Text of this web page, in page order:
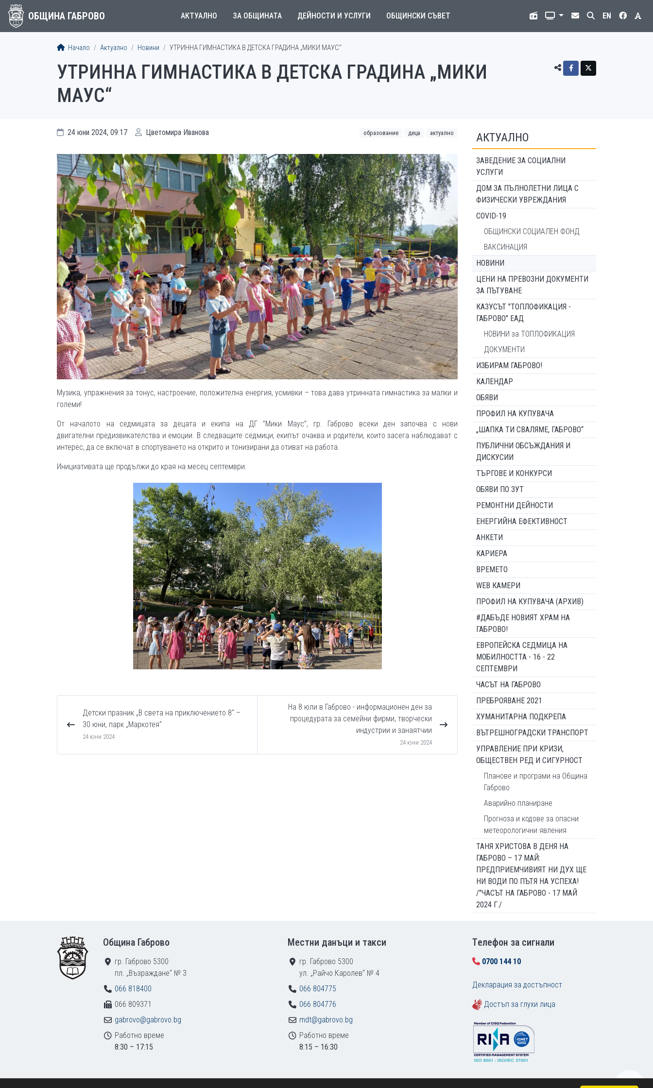
ОБЩИНА ГАБРОВО АКТУАЛНО ЗА ОБЩИНАТА ДЕЙНОСТИ И УСЛУГИ ОБЩИНСКИ СЪВЕТ EN
Начало Актуално Новини УТРИННА ГИМНАСТИКА В ДЕТСКА ГРАДИНА „МИКИ МАУС“
УТРИННА ГИМНАСТИКА В ДЕТСКА ГРАДИНА „МИКИ
МАУС“
24 юни 2024, 09:17 Цветомира Иванова образование деца актуално
Музика, упражнения за тонус, настроение, положителна енергия, усмивки – това дава утринната гимнастика за малки и
големи!
От началото на седмицата за децата и екипа на ДГ ”Мики Маус”, гр. Габрово всеки ден започва с нови
двигателни предизвикателства и емоции. В следващите седмици, екипът очаква и родители, които засега наблюдават с
интерес, да се включат в спортуването на открито и тонизирани да отиват на работа.
Инициативата ще продължи до края на месец септември.
Детски празник „В света на приключението 8“ –
30 юни, парк „Маркотея“
24 юни 2024
На 8 юли в Габрово - информационен ден за
процедурата за семейни фирми, творчески
индустрии и занаятчии
24 юни 2024
АКТУАЛНО
ЗАВЕДЕНИЕ ЗА СОЦИАЛНИ
УСЛУГИ
ДОМ ЗА ПЪЛНОЛЕТНИ ЛИЦА С
ФИЗИЧЕСКИ УВРЕЖДАНИЯ
COVID-19
ОБЩИНСКИ СОЦИАЛЕН ФОНД
ВАКСИНАЦИЯ
НОВИНИ
ЦЕНИ НА ПРЕВОЗНИ ДОКУМЕНТИ
ЗА ПЪТУВАНЕ
КАЗУСЪТ "ТОПЛОФИКАЦИЯ -
ГАБРОВО" ЕАД
НОВИНИ за ТОПЛОФИКАЦИЯ
ДОКУМЕНТИ
ИЗБИРАМ ГАБРОВО!
КАЛЕНДАР
ОБЯВИ
ПРОФИЛ НА КУПУВАЧА
„ШАПКА ТИ СВАЛЯМЕ, ГАБРОВО“
ПУБЛИЧНИ ОБСЪЖДАНИЯ И
ДИСКУСИИ
ТЪРГОВЕ И КОНКУРСИ
ОБЯВИ ПО ЗУТ
РЕМОНТНИ ДЕЙНОСТИ
ЕНЕРГИЙНА ЕФЕКТИВНОСТ
АНКЕТИ
КАРИЕРА
ВРЕМЕТО
WEB КАМЕРИ
ПРОФИЛ НА КУПУВАЧА (АРХИВ)
#ДАБЪДЕ НОВИЯТ ХРАМ НА
ГАБРОВО!
ЕВРОПЕЙСКА СЕДМИЦА НА
МОБИЛНОСТТА - 16 - 22
СЕПТЕМВРИ
ЧАСЪТ НА ГАБРОВО
ПРЕБРОЯВАНЕ 2021
ХУМАНИТАРНА ПОДКРЕПА
ВЪТРЕШНОГРАДСКИ ТРАНСПОРТ
УПРАВЛЕНИЕ ПРИ КРИЗИ,
ОБЩЕСТВЕН РЕД И СИГУРНОСТ
Планове и програми на Община
Габрово
Аварийно планиране
Прогноза и кодове за опасни
метеорологични явления
ТАНЯ ХРИСТОВА В ДЕНЯ НА
ГАБРОВО – 17 МАЙ:
ПРЕДПРИЕМЧИВИЯТ НИ ДУХ ЩЕ
НИ ВОДИ ПО ПЪТЯ НА УСПЕХА!
/"ЧАСЪТ НА ГАБРОВО - 17 МАЙ
2024 Г./
Община Габрово
гр. Габрово 5300
пл. „Възраждане“ № 3
066 818400
066 809371
gabrovo@gabrovo.bg
Работно време
8:30 – 17:15
Местни данъци и такси
гр. Габрово 5300
ул. „Райчо Каролев“ № 4
066 804775
066 804776
mdt@gabrovo.bg
Работно време
8:15 – 16:30
Tелефон за сигнали
0700 144 10
Декларация за достъпност
Достъп за глухи лица